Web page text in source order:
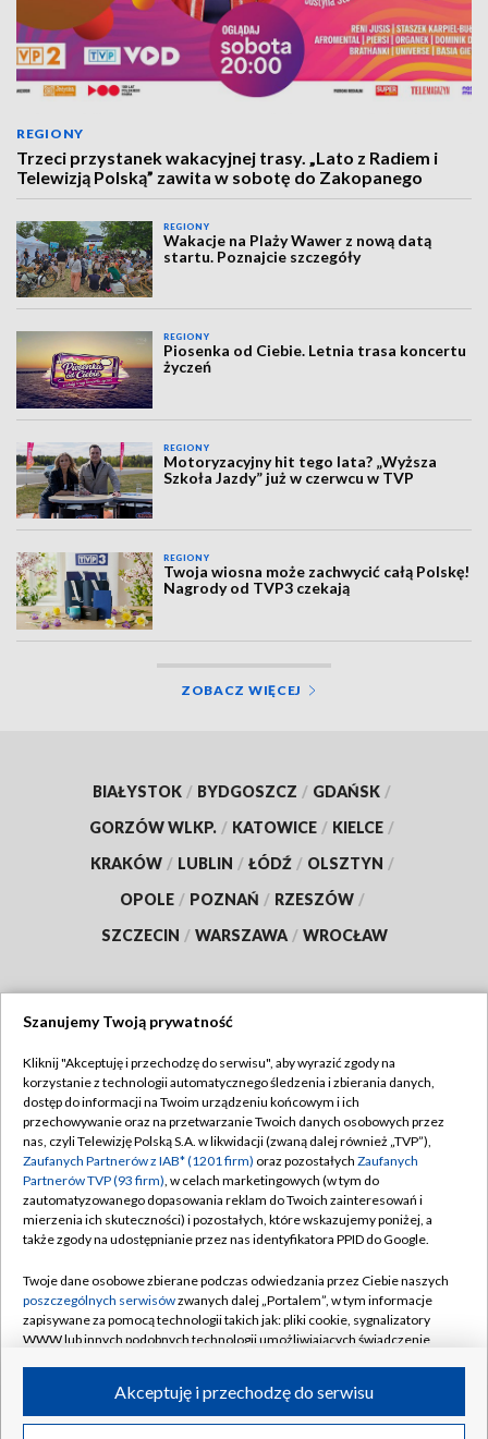
REGIONY
Trzeci przystanek wakacyjnej trasy. „Lato z Radiem i
Telewizją Polską” zawita w sobotę do Zakopanego
REGIONY
Wakacje na Plaży Wawer z nową datą
startu. Poznajcie szczegóły
REGIONY
Piosenka od Ciebie. Letnia trasa koncertu
życzeń
REGIONY
Motoryzacyjny hit tego lata? „Wyższa
Szkoła Jazdy” już w czerwcu w TVP
REGIONY
Twoja wiosna może zachwycić całą Polskę!
Nagrody od TVP3 czekają
ZOBACZ WIĘCEJ
BIAŁYSTOK / BYDGOSZCZ / GDAŃSK /
GORZÓW WLKP. / KATOWICE / KIELCE /
KRAKÓW / LUBLIN / ŁÓDŹ / OLSZTYN /
OPOLE / POZNAŃ / RZESZÓW /
SZCZECIN / WARSZAWA / WROCŁAW
TVP
Abonament TVP
Emisja w TVP
Centrum informacji TVP
Naziemna Telewizja Cyfrowa
Rada Programowa
System NOS
Informacje o nadawcy
Program dla prasy
Regulamin TVP
Polityka prywatności
Moje zgody
Pomoc
Kontakt
Kanały
©2026 Telewizja Polska S.A. w likwidacji
Szanujemy Twoją prywatność
Kliknij "Akceptuję i przechodzę do serwisu", aby wyrazić zgody na
korzystanie z technologii automatycznego śledzenia i zbierania danych,
dostęp do informacji na Twoim urządzeniu końcowym i ich
przechowywanie oraz na przetwarzanie Twoich danych osobowych przez
nas, czyli Telewizję Polską S.A. w likwidacji (zwaną dalej również „TVP”),
Zaufanych Partnerów z IAB* (1201 firm) oraz pozostałych Zaufanych
Partnerów TVP (93 firm), w celach marketingowych (w tym do
zautomatyzowanego dopasowania reklam do Twoich zainteresowań i
mierzenia ich skuteczności) i pozostałych, które wskazujemy poniżej, a
także zgody na udostępnianie przez nas identyfikatora PPID do Google.
Twoje dane osobowe zbierane podczas odwiedzania przez Ciebie naszych
poszczególnych serwisówzwanych dalej „Portalem”, w tym informacje
zapisywane za pomocą technologii takich jak: pliki cookie, sygnalizatory
WWW lub innych podobnych technologii umożliwiających świadczenie
ruchu w Internecie.Akceptuję i przechodzę do serwisu